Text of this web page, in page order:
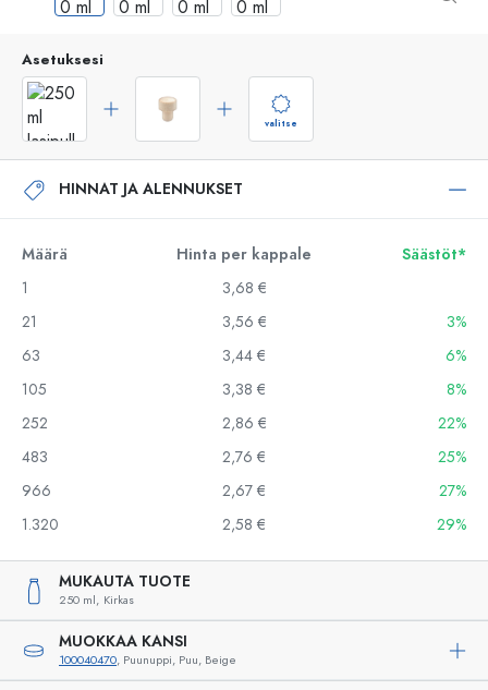
Asetuksesi
valitse
HINNAT JA ALENNUKSET
Määrä Hinta per kappale
Säästöt*
1
3,68 €
21
3,56 €
3%
63
3,44 €
6%
105
3,38 €
8%
252
2,86 €
22%
483
2,76 €
25%
966
2,67 €
27%
1.320
2,58 € 29%
MUKAUTA TUOTE
250 ml, Kirkas
MUOKKAA KANSI
100040470, Puunuppi, Puu, Beige